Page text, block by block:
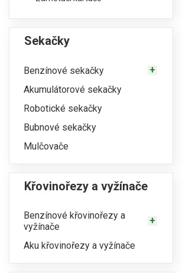
Sekačky
Benzínové sekačky
Akumulátorové sekačky
Robotické sekačky
Bubnové sekačky
Mulčovače
Křovinořezy a vyžínače
Benzínové křovinořezy a
vyžínače
Aku křovinořezy a vyžínače